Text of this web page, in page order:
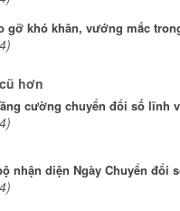
gỡ khó khăn, vướng mắc
hơn
cường chuyển đổi số lĩnh
nhận diện Ngày Chuyển đổi